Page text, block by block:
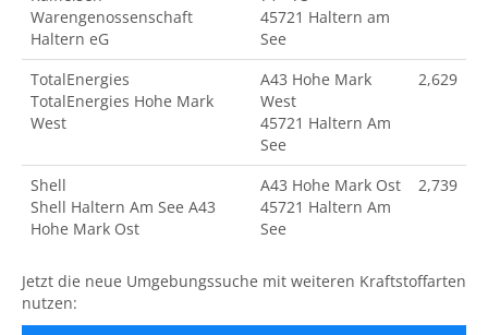
Warengenossenschaft
Haltern eG
45721 Haltern am
See
TotalEnergies
TotalEnergies Hohe Mark
West
A43 Hohe Mark
West
45721 Haltern Am
See
2,629
Shell
Shell Haltern Am See A43
Hohe Mark Ost
A43 Hohe Mark Ost
45721 Haltern Am
See
2,739
Jetzt die neue Umgebungssuche mit weiteren Kraftstoffarten
nutzen: